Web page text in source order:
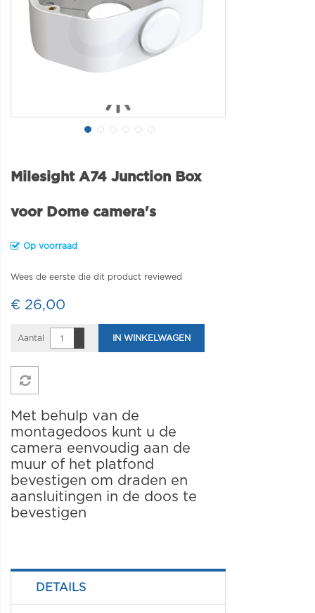
Milesight A74 Junction Box
voor Dome camera's
Op voorraad
Wees de eerste die dit product reviewed
€ 26,00
Aantal IN WINKELWAGEN
Met behulp van de
montagedoos kunt u de
camera eenvoudig aan de
muur of het platfond
bevestigen om draden en
aansluitingen in de doos te
bevestigen
DETAILS